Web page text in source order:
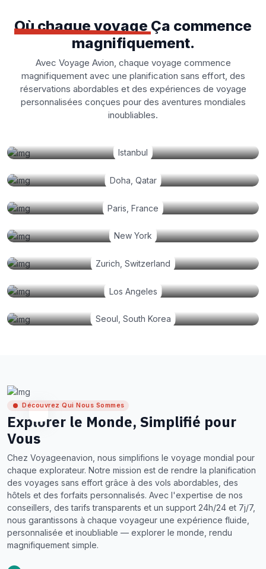
Où chaque voyage Ça commence
magnifiquement.
Avec Voyage Avion, chaque voyage commence
magnifiquement avec une planification sans effort, des
réservations abordables et des expériences de voyage
personnalisées conçues pour des aventures mondiales
inoubliables.
Istanbul
Doha, Qatar
Paris, France
New York
Zurich, Switzerland
Los Angeles
Seoul, South Korea
Découvrez Qui Nous Sommes
Explorer le Monde, Simplifié pour
Vous
Chez Voyageenavion, nous simplifions le voyage mondial pour
chaque explorateur. Notre mission est de rendre la planification
des voyages sans effort grâce à des vols abordables, des
hôtels et des forfaits personnalisés. Avec l'expertise de nos
conseillers, des tarifs transparents et un support 24h/24 et 7j/7,
nous garantissons à chaque voyageur une expérience fluide,
personnalisée et inoubliable — explorer le monde, rendu
magnifiquement simple.